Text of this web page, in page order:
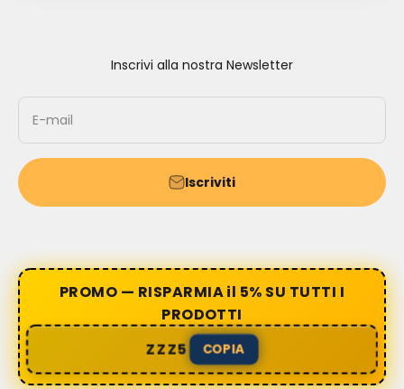
Inscrivi alla nostra Newsletter
E-mail
Iscriviti
PROMO — RISPARMIA il 5% SU TUTTI I
PRODOTTI
ZZZ5 COPIA